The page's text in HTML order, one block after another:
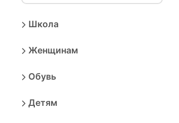
Школа
Женщинам
Обувь
Детям